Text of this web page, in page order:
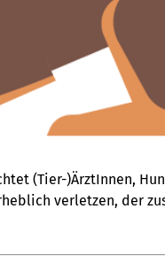
(Tier-)ÄrztInnen,
verletzen, der